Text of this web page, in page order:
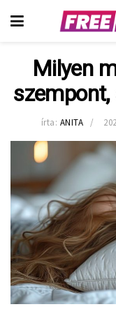
Milyen
írta: ANITA